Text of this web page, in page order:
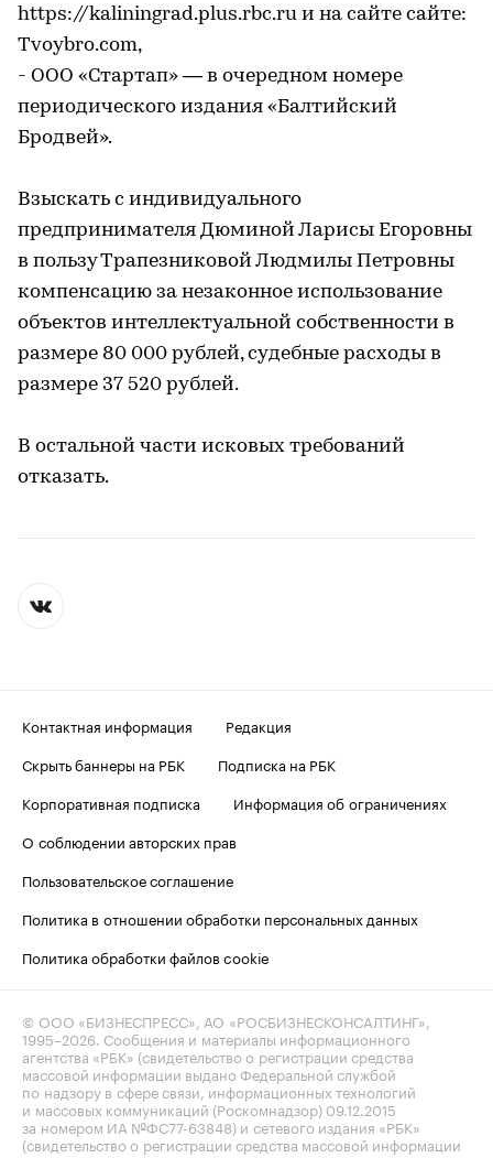
https://kaliningrad.plus.rbc.ru и на сайте сайте:
Tvoybro.com,
- ООО «Стартап» — в очередном номере
периодического издания «Балтийский
Бродвей».
Взыскать с индивидуального
предпринимателя Дюминой Ларисы Егоровны
в пользу Трапезниковой Людмилы Петровны
компенсацию за незаконное использование
объектов интеллектуальной собственности в
размере 80 000 рублей, судебные расходы в
размере 37 520 рублей.
В остальной части исковых требований
отказать.
Контактная информация
Редакция
Скрыть баннеры на РБК
Подписка на РБК
Корпоративная подписка
Информация об ограничениях
О соблюдении авторских прав
Пользовательское соглашение
Политика в отношении обработки персональных данных
Политика обработки файлов cookie
© ООО «БИЗНЕСПРЕСС», АО «РОСБИЗНЕСКОНСАЛТИНГ»,
1995–2026 . Сообщения и материалы информационного
агентства «РБК» (свидетельство о регистрации средства
массовой информации выдано Федеральной службой
по надзору в сфере связи, информационных технологий
и массовых коммуникаций (Роскомнадзор) 09.12.2015
за номером ИА №ФС77-63848) и сетевого издания «РБК»
(свидетельство о регистрации средства массовой информации